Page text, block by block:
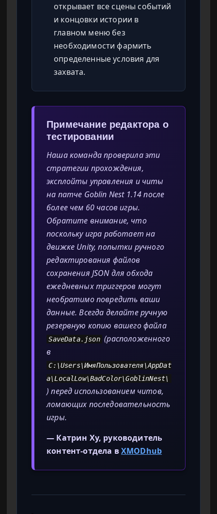
открывает все сцены событий
и концовки истории в
главном меню без
необходимости фармить
определенные условия для
захвата.
Примечание редактора о
тестировании
Наша команда проверила эти
стратегии прохождения,
эксплойты управления и читы
на патче Goblin Nest 1.14 после
более чем 60 часов игры.
Обратите внимание, что
поскольку игра работает на
движке Unity, попытки ручного
редактирования файлов
сохранения JSON для обхода
ежедневных триггеров могут
необратимо повредить ваши
данные. Всегда делайте ручную
резервную копию вашего файла
SaveData.json (расположенного
в
C:\Users\ИмяПользователя\AppDat
a\LocalLow\BadColor\GoblinNest\
) перед использованием читов,
ломающих последовательность
игры.
— Катрин Ху, руководитель
контент-отдела вXMODhub